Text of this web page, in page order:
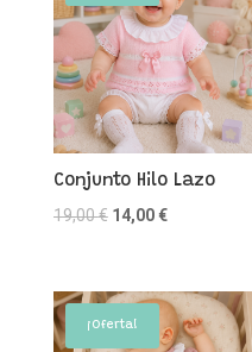
Conjunto Hilo Lazo
19,00€ El
era:
19,00 €.
14,00€El
es:
14,00 €.
¡Oferta!